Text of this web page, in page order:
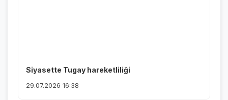
Siyasette Tugay hareketliliği
29.07.2026 16:38